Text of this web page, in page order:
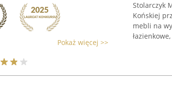
Pokaż więcej >>
Stolarczyk
Końskiej
mebli na